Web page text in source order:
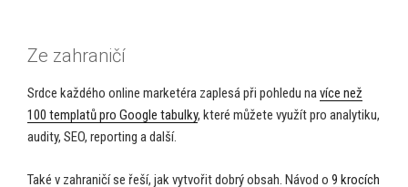
Ze zahraničí
Srdce každého online marketéra zaplesá při pohledu navíce než
100 templatů pro Google tabulky, které můžete využít pro analytiku,
audity, SEO, reporting a další.
Také v zahraničí se řeší, jak vytvořit dobrý obsah. Návod o 9 krocích